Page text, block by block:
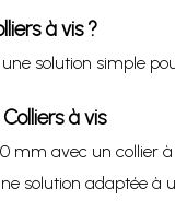
à vis?
solution simple
Colliers à vis
mm avec un collier
solution adaptée à